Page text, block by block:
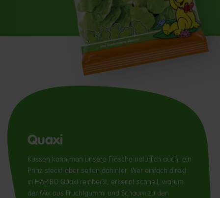
Quaxi
Küssen kann man unsere Frösche natürlich auch, ein
Prinz steckt aber selten dahinter. Wer einfach direkt
in HARIBO Quaxi reinbeißt, erkennt schnell, warum
der Mix aus Fruchtgummi und Schaum zu den